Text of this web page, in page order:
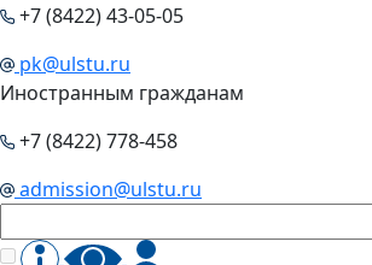
+7 (8422) 43-05-05
pk@ulstu.ru
Иностранным гражданам
+7 (8422) 778-458
admission@ulstu.ru